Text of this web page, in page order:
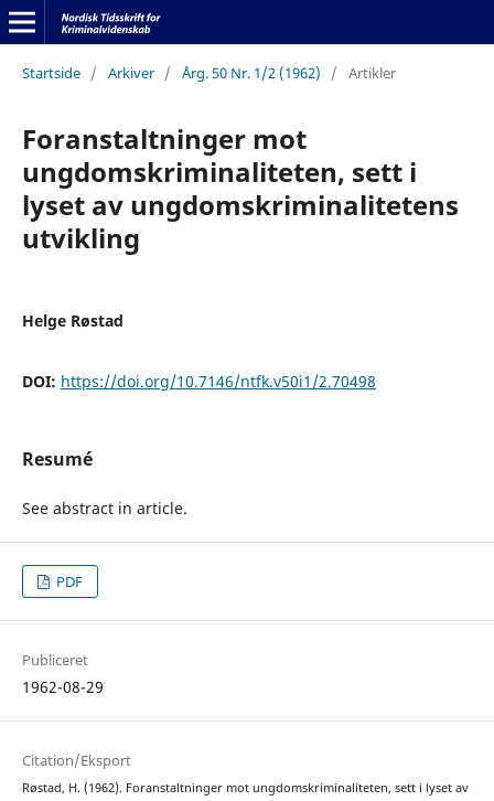
Startside / Arkiver / Årg. 50 Nr. 1/2 (1962) / Artikler
Foranstaltninger mot
ungdomskriminaliteten, sett i
lyset av ungdomskriminalitetens
utvikling
Helge Røstad
DOI: https://doi.org/10.7146/ntfk.v50i1/2.70498
Resumé
See abstract in article.
PDF
Publiceret
1962-08-29
Citation/Eksport
Røstad, H. (1962). Foranstaltninger mot ungdomskriminaliteten, sett i lyset av